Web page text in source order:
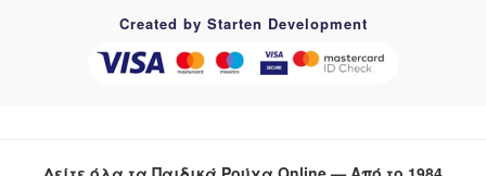
Created by Starten Development